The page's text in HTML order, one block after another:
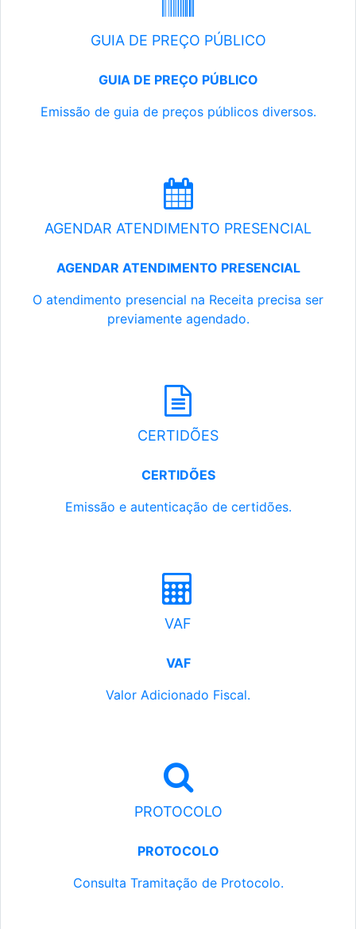
GUIA DE PREÇO PÚBLICO
GUIA DE PREÇO PÚBLICO
Emissão de guia de preços públicos diversos.
AGENDAR ATENDIMENTO PRESENCIAL
AGENDAR ATENDIMENTO PRESENCIAL
O atendimento presencial na Receita precisa ser
previamente agendado.
CERTIDÕES
CERTIDÕES
Emissão e autenticação de certidões.
VAF
VAF
Valor Adicionado Fiscal.
PROTOCOLO
PROTOCOLO
Consulta Tramitação de Protocolo.